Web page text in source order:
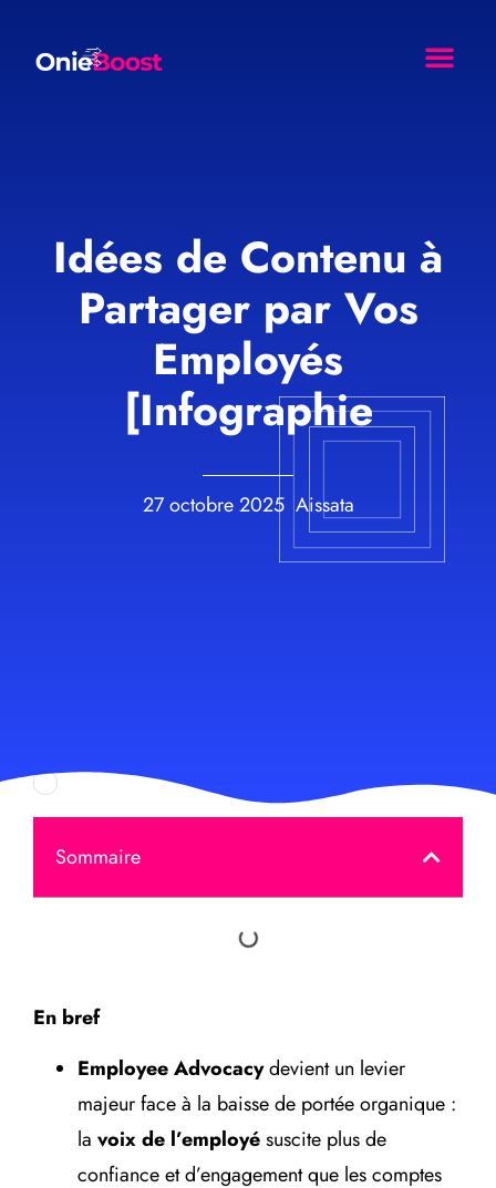
Idées de Contenu à
Partager par Vos
Employés
[Infographie
27 octobre 2025 Aissata
Sommaire
En bref
Employee Advocacydevient un levier
majeur face à la baisse de portée organique :
la voix de l’employésuscite plus de
confiance et d’engagement que les comptes